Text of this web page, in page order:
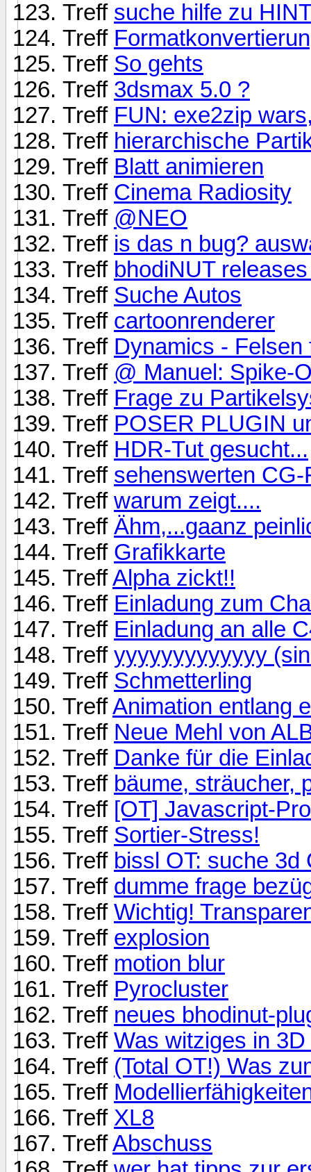
Treff suche hilfe zu
Treff
Treff So gehts
Treff 3dsmax 5.0 ?
Treff FUN: exe2zip
Treff hierarchische
Treff Blatt animieren
Treff Cinema Radiosity
Treff @NEO
Treff is das n bug?
Treff bhodiNUT
Treff Suche Autos
Treff cartoonrenderer
Treff Dynamics -
Treff @ Manuel: Spike-
Treff Frage zu
Treff POSER PLUGIN
Treff HDR-Tut gesucht...
Treff sehenswerten
Treff warum zeigt....
Treff Ähm,...gaanz
Treff Grafikkarte
TreffAlpha zickt!!
Treff Einladung zum
Treff Einladung an alle
Treff yyyyyyyyyyyyy
Treff Schmetterling
TreffAnimation entlang
Treff Neue Mehl von
Treff Danke für die
Treff bäume, sträucher,
Treff [OT] Javascript-
Treff Sortier-Stress!
Treff bissl OT: suche 3d
Treff dumme frage
Treff Wichtig!
Treff explosion
Treff motion blur
Treff Pyrocluster
Treff neues bhodinut-
Treff Was witziges in
Treff (Total OT!) Was
Treff
Treff XL8
TreffAbschuss